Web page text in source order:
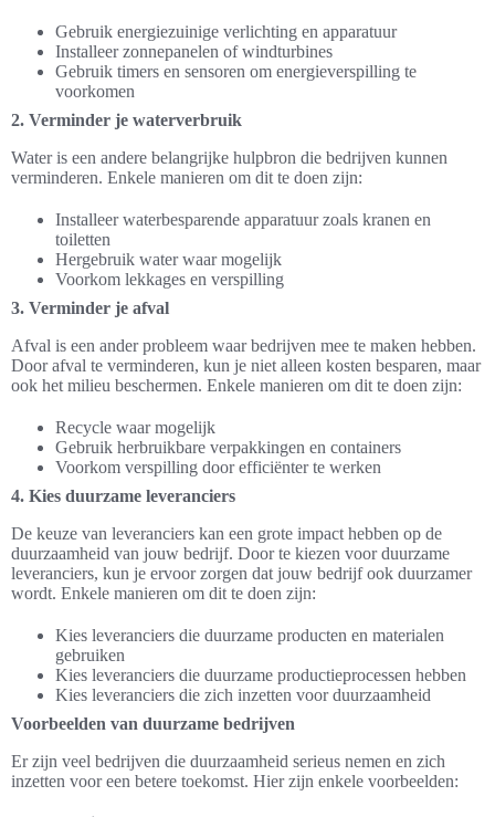
Gebruik energiezuinige verlichting en apparatuur
Installeer zonnepanelen of windturbines
Gebruik timers en sensoren om energieverspilling te
voorkomen
2. Verminder je waterverbruik
Water is een andere belangrijke hulpbron die bedrijven kunnen
verminderen. Enkele manieren om dit te doen zijn:
Installeer waterbesparende apparatuur zoals kranen en
toiletten
Hergebruik water waar mogelijk
Voorkom lekkages en verspilling
3. Verminder je afval
Afval is een ander probleem waar bedrijven mee te maken hebben.
Door afval te verminderen, kun je niet alleen kosten besparen, maar
ook het milieu beschermen. Enkele manieren om dit te doen zijn:
Recycle waar mogelijk
Gebruik herbruikbare verpakkingen en containers
Voorkom verspilling door efficiënter te werken
4. Kies duurzame leveranciers
De keuze van leveranciers kan een grote impact hebben op de
duurzaamheid van jouw bedrijf. Door te kiezen voor duurzame
leveranciers, kun je ervoor zorgen dat jouw bedrijf ook duurzamer
wordt. Enkele manieren om dit te doen zijn:
Kies leveranciers die duurzame producten en materialen
gebruiken
Kies leveranciers die duurzame productieprocessen hebben
Kies leveranciers die zich inzetten voor duurzaamheid
Voorbeelden van duurzame bedrijven
Er zijn veel bedrijven die duurzaamheid serieus nemen en zich
inzetten voor een betere toekomst. Hier zijn enkele voorbeelden: